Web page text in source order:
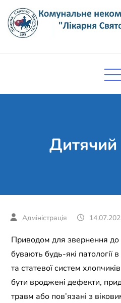
content
підприємство
Дитячий
Приводом для звернення до
бувають будь-які патології
та статевої систем
бути вроджені дефекти,
травм або пов’язані з